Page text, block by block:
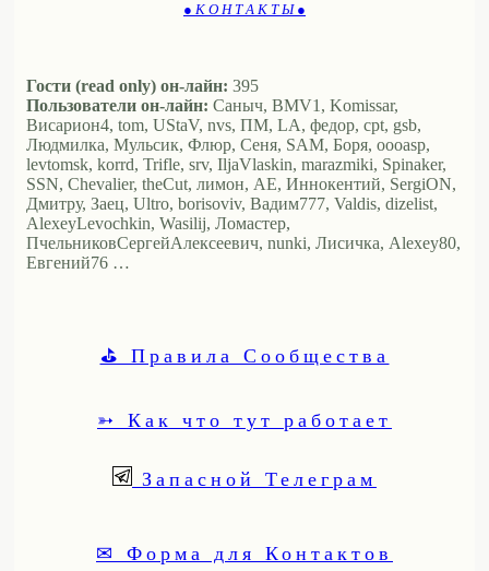
● К О Н Т А К Т Ы ●
Гости (read only) он-лайн: 395
Пользователи он-лайн: Саныч, BMV1, Komissar,
Висариoн4, tom, UStaV, nvs, ПМ, LA, федор, cpt, gsb,
Людмилка, Мульсик, Флюр, Сеня, SAM, Боря, oooasp,
levtomsk, korrd, Trifle, srv, IljaVlaskin, marazmiki, Spinaker,
SSN, Chevalier, theCut, лимон, АЕ, Иннокентий, SergiON,
Дмитру, Заец, Ultro, borisoviv, Вадим777, Valdis, dizelist,
AlexeyLevochkin, Wasilij, Ломастер,
ПчельниковСергейАлексеевич, nunki, Лисичка, Alexey80,
Евгений76 …
⛳ Правила Сообщества
➳ Как что тут работает
Запасной Телеграм
✉ Форма для Контактов